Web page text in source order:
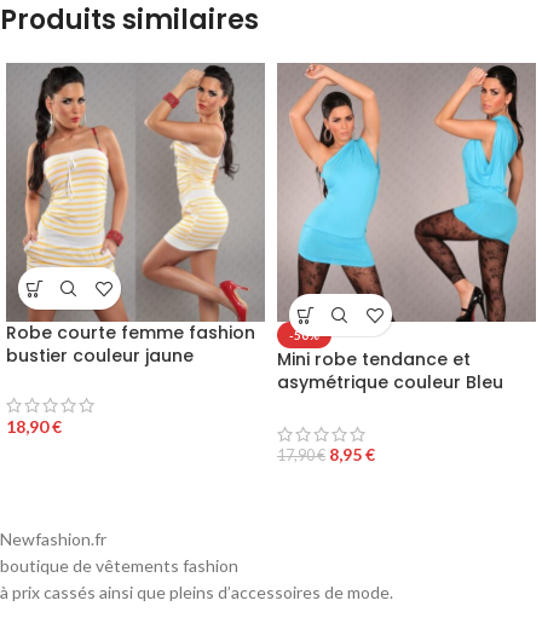
Produits similaires
Robe courte femme fashion
bustier couleur jaune
18,90€
-50%
Mini robe tendance et
asymétrique couleur Bleu
17,90€ 8,95€
Newfashion.fr
boutique de vêtements fashion
à prix cassés ainsi que pleins d’accessoires de mode.